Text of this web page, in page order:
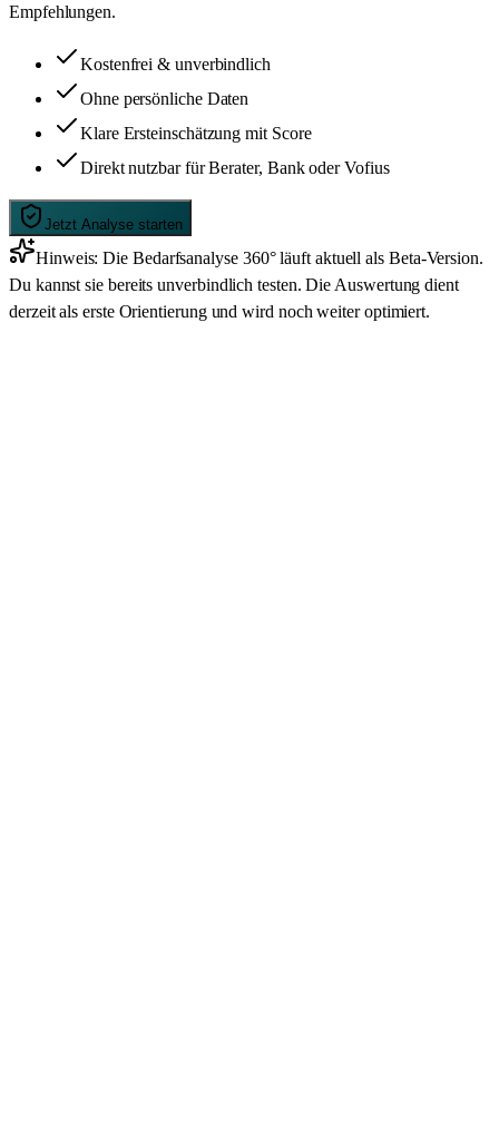
Empfehlungen.
Kostenfrei & unverbindlich
Ohne persönliche Daten
Klare Ersteinschätzung mit Score
Direkt nutzbar für Berater, Bank oder Vofius
Jetzt Analyse starten
Hinweis: Die Bedarfsanalyse 360° läuft aktuell als Beta-Version.
Du kannst sie bereits unverbindlich testen. Die Auswertung dient
derzeit als erste Orientierung und wird noch weiter optimiert.